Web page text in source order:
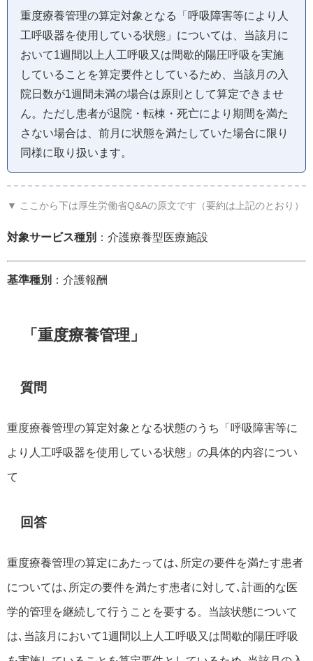
重度療養管理の算定対象となる「呼吸障害等により人
工呼吸器を使用している状態」については、当該月に
おいて1週間以上人工呼吸又は間歇的陽圧呼吸を実施
していることを算定要件としているため、当該月の入
院日数が1週間未満の場合は原則として算定できませ
ん。ただし患者が退院・転棟・死亡により期間を満た
さない場合は、前月に状態を満たしていた場合に限り
同様に取り扱います。
▼ ここから下は厚生労働省Q&Aの原文です（要約は上記のとおり）
対象サービス種別 ：介護療養型医療施設
基準種別 ：介護報酬
「重度療養管理」
質問
重度療養管理の算定対象となる状態のうち「呼吸障害等に
より人工呼吸器を使用している状態」の具体的内容につい
て
回答
重度療養管理の算定にあたっては､所定の要件を満たす患者
については､所定の要件を満たす患者に対して､計画的な医
学的管理を継続して行うことを要する。当該状態について
は､当該月において1週間以上人工呼吸又は間歇的陽圧呼吸